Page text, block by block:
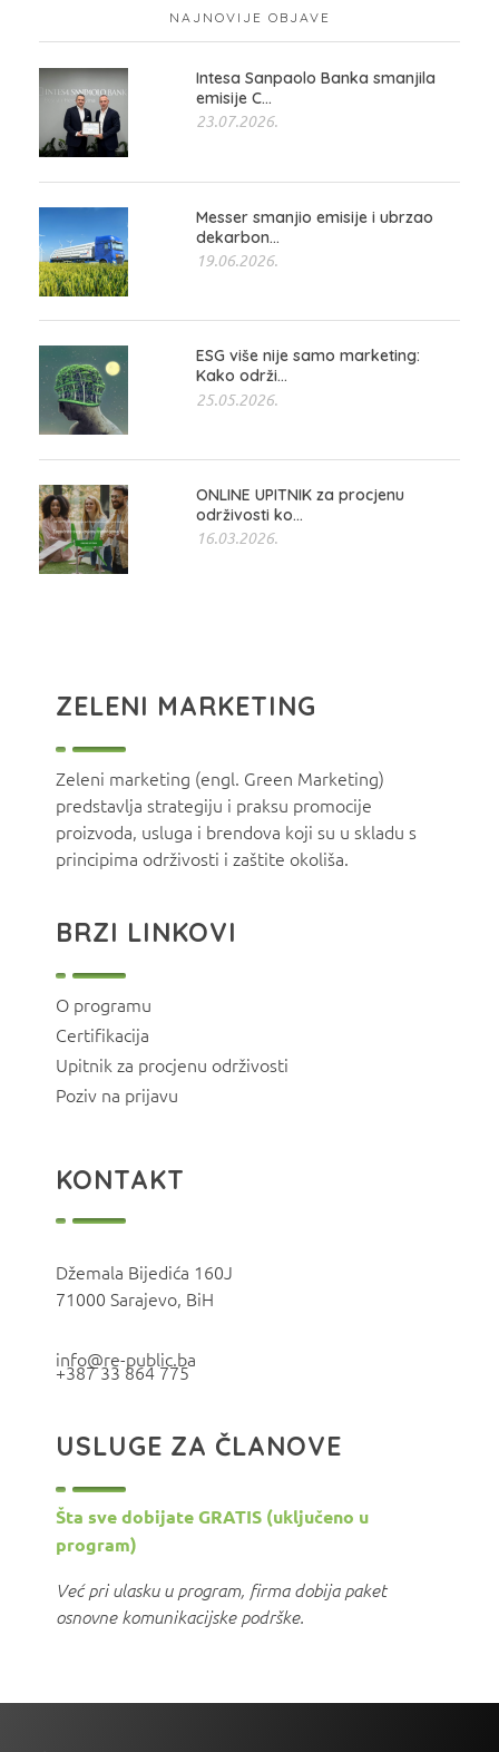
NAJNOVIJE OBJAVE
Intesa Sanpaolo Banka smanjila
emisije C...
23.07.2026.
Messer smanjio emisije i ubrzao
dekarbon...
19.06.2026.
ESG više nije samo marketing:
Kako održi...
25.05.2026.
ONLINE UPITNIK za procjenu
održivosti ko...
16.03.2026.
ZELENI MARKETING
Zeleni marketing (engl. Green Marketing)
predstavlja strategiju i praksu promocije
proizvoda, usluga i brendova koji su u skladu s
principima održivosti i zaštite okoliša.
BRZI LINKOVI
O programu
Certifikacija
Upitnik za procjenu održivosti
Poziv na prijavu
KONTAKT
Džemala Bijedića 160J
71000 Sarajevo, BiH
info@re-public.ba
+387 33 864 775
USLUGE ZA ČLANOVE
Šta sve dobijate GRATIS (uključeno u
program)
Već pri ulasku u program, firma dobija paket
osnovne komunikacijske podrške.